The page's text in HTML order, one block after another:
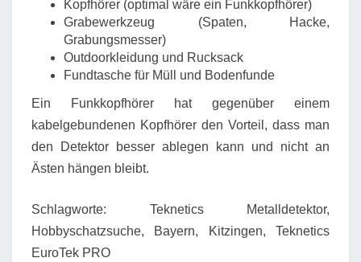
Kopfhörer (optimal wäre ein Funkkopfhörer)
Grabewerkzeug (Spaten, Hacke,
Grabungsmesser)
Outdoorkleidung und Rucksack
Fundtasche für Müll und Bodenfunde
Ein Funkkopfhörer hat gegenüber einem
kabelgebundenen Kopfhörer den Vorteil, dass man
den Detektor besser ablegen kann und nicht an
Ästen hängen bleibt.
Schlagworte: Teknetics Metalldetektor,
Hobbyschatzsuche, Bayern, Kitzingen, Teknetics
EuroTek PRO